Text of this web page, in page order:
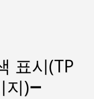
표시(TP
지)